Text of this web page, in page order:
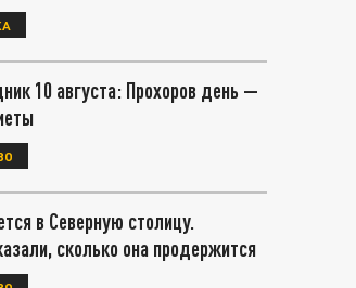
10 августа: Прохоров день —
в Северную столицу.
сколько она продержится